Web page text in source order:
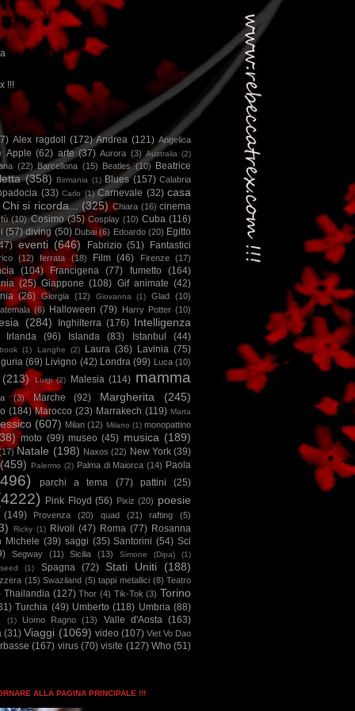
!!!
Alex ragdoll (172) Andrea (121) Angelica
Apple (62) arte (37) Aurora (3) Australia (2)
(22) Barcellona (15) Beatles (10) Beatrice
(358) Birmania (1) Blues (157) Calabria
(33) Carlo (1) Carnevale (32) casa
Chi si ricorda... (325) Chiara (16) cinema
(10) Cosimo (35) Cosplay (10) Cuba (116)
(57) diving (50) Dubai (6) Edoardo (20) Egitto
eventi (646) Fabrizio (51) Fantastici
(12) ferrata (18) Film (46) Firenze (17)
(104) Francigena (77) fumetto
(164)
(25) Giappone (108) Gif animate (42)
(26) Giorgia (12) Giovanna (1) Glad (10)
(6) Halloween (79) Harry Potter (10)
(284) Inghilterra (176) Intelligenza
Irlanda (96) Islanda (83) Istanbul (44)
(1) Langhe (2) Laura (36) Lavinia (75)
(69) Livigno (42) Londra (99) Luca (10)
(213) Luigi (2) Malesia (114) mamma
(3) Marche (92) Margherita (245)
(184) Marocco (23) Marrakech (119) Marta
(607) Milan (12) Milano (1) monopattino
moto (99) museo (45) musica (189)
Natale (198) Naxos (22) New York (39)
(459) Palermo (2) Palma di Maiorca (14) Paola
parchi a tema (77) pattini (25)
Pink Floyd (56) Pixiz (20) poesie
(149) Provenza (20) quad (21) rafting (5)
Ricky (1) Rivoli (47) Roma (77) Rosanna
Michele (39) saggi (35) Santorini (54) Sci
Segway (11) Sicilia (13) Simone (Dipa)
(1)
(1) Spagna (72) Stati Uniti (188)
(15) Swaziland (5) tappi metallici (8) Teatro
Thailandia (127) Thor (4) Tik-Tok (3) Torino
Turchia (49) Umberto (118) Umbria (88)
(1) Uomo Ragno (13) Valle d'Aosta (163)
(31) Viaggi (1069) video (107) Viet Vo Dao
(167) virus (70) visite (127) Who (51)
ALLA PAGINA PRINCIPALE !!!